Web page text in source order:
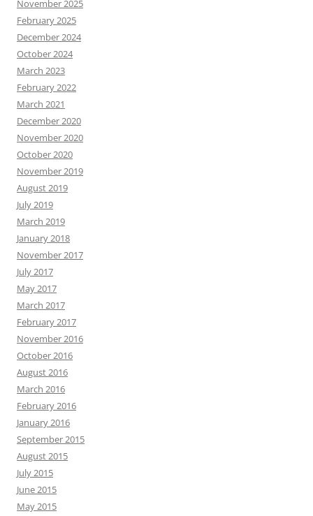
November 2025
February 2025
December 2024
October 2024
March 2023
February 2022
March 2021
December 2020
November 2020
October 2020
November 2019
August 2019
July 2019
March 2019
January 2018
November 2017
July 2017
May 2017
March 2017
February 2017
November 2016
October 2016
August 2016
March 2016
February 2016
January 2016
September 2015
August 2015
July 2015
June 2015
May 2015